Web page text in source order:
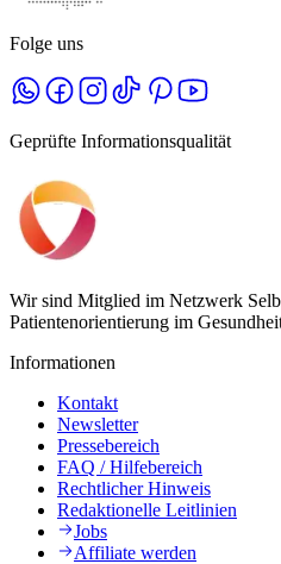
Folge uns
Geprüfte Informationsqualität
Wir sind Mitglied im Netzwerk
Patientenorientierung im
Informationen
Kontakt
Newsletter
Pressebereich
FAQ / Hilfebereich
Rechtlicher Hinweis
Redaktionelle Leitlinien
Jobs
Affiliate werden